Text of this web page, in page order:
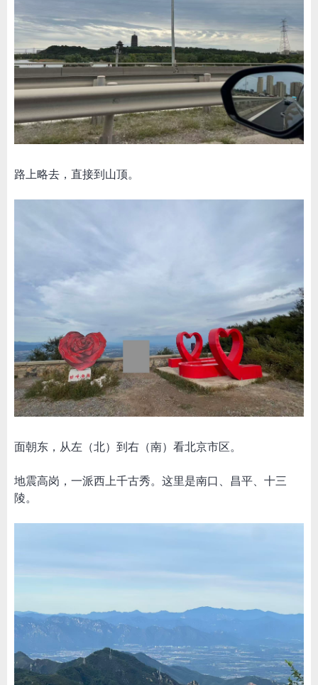
路上略去，直接到山顶。
面朝东，从左（北）到右（南）看北京市区。
地震高岗，一派西上千古秀。这里是南口、昌平、十三
陵。